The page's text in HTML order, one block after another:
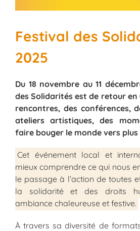
Festival des
2025
Du 18 novembre au 11
des Solidarités est de retour en
rencontres, des conférences,
ateliers artistiques, des
faire bouger le monde vers
Cet événement local et
mieux comprendre ce qui nous
le passage à l’action de toutes
la solidarité et des droits
ambiance chaleureuse et festive.
À travers sa diversité de